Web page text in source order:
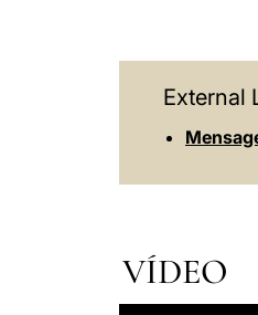
External
VÍDEO